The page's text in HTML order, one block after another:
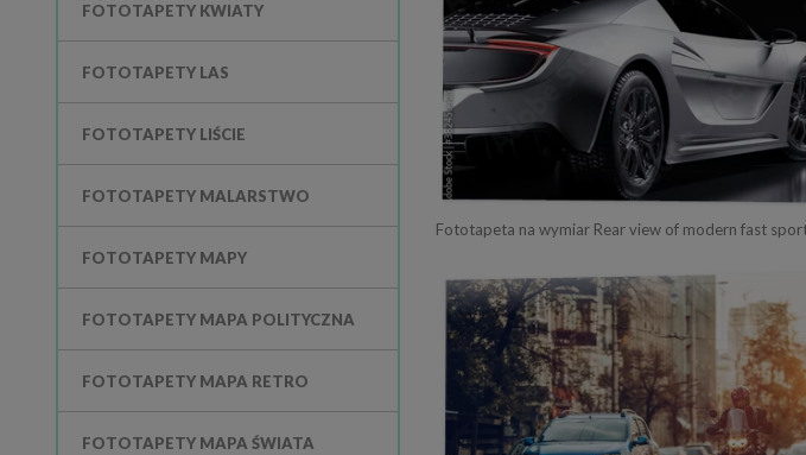
FOTOTAPETY KWIATY
FOTOTAPETY LAS
FOTOTAPETY LIŚCIE
FOTOTAPETY MALARSTWO
FOTOTAPETY MAPY
FOTOTAPETY MAPA POLITYCZNA
FOTOTAPETY MAPA RETRO
FOTOTAPETY MAPA ŚWIATA